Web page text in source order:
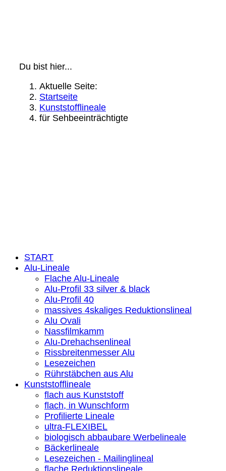
Du bist hier...
Aktuelle Seite:
Startseite
Kunststofflineale
für Sehbeeinträchtigte
START
Alu-Lineale
Flache Alu-Lineale
Alu-Profil 33 silver & black
Alu-Profil 40
massives 4skaliges Reduktionslineal
Alu Ovali
Nassfilmkamm
Alu-Drehachsenlineal
Rissbreitenmesser Alu
Lesezeichen
Rührstäbchen aus Alu
Kunststofflineale
flach aus Kunststoff
flach, in Wunschform
Profilierte Lineale
ultra-FLEXIBEL
biologisch abbaubare Werbelineale
Bäckerlineale
Lesezeichen - Mailinglineal
flache Reduktionslineale